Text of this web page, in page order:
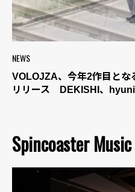
NEWS
VOLOJZA、今年2作目とな
リリース DEKISHI、
Spincoaster